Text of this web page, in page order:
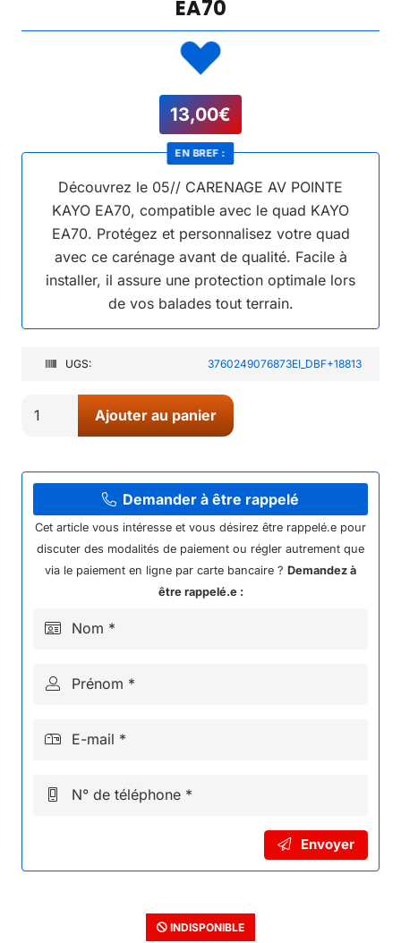
EA70
13,00€
Découvrez le 05// CARENAGE AV POINTE
KAYO EA70, compatible avec le quad KAYO
EA70. Protégez et personnalisez votre quad
avec ce carénage avant de qualité. Facile à
installer, il assure une protection optimale lors
de vos balades tout terrain.
EN BREF :
UGS: 3760249076873EI_DBF+18813
CARENAGE
POINTE
KAYO
EA70
Ajouter au panier
Demander à être rappelé
Cet article vous intéresse et vous désirez être rappelé.e pour
discuter des modalités de paiement ou régler autrement que
via le paiement en ligne par carte bancaire ? Demandez à
être rappelé.e :
Nom *
Prénom *
E-mail *
N° de téléphone *
Envoyer
INDISPONIBLE